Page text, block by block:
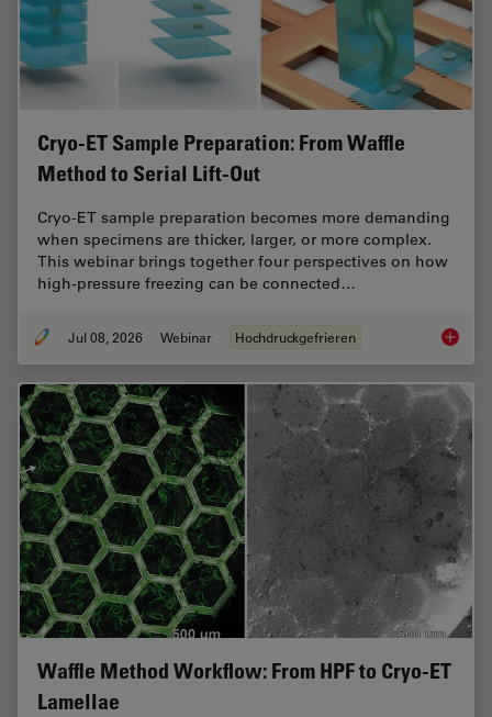
Cryo-ET Sample Preparation: From Waffle
Method to Serial Lift-Out
Cryo-ET sample preparation becomes more demanding
when specimens are thicker, larger, or more complex.
This webinar brings together four perspectives on how
high-pressure freezing can be connected…
Jul 08, 2026 Webinar Hochdruckgefrieren Cryo-
Waffle Method Workflow: From HPF to Cryo-ET
Lamellae